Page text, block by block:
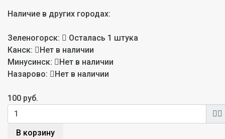
Наличие в других городах:
Зеленогорск:
Осталась 1 штука
Канск:
Нет в наличии
Минусинск:
Нет в наличии
Назарово:
Нет в наличии
100 руб.
В корзину